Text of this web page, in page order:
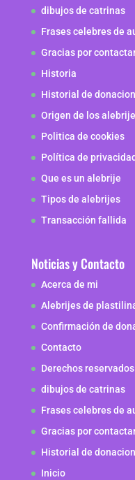
dibujos de catrinas
Frases celebres de
Gracias por
Historia
Historial de
Origen de los
Politica de cookies
Política de
Que es un alebrije
Tipos de alebrijes
Transacción fallida
Noticias y Contacto
Acerca de mi
Alebrijes de
Confirmación de
Contacto
Derechos reservados
dibujos de catrinas
Frases celebres de
Gracias por
Historial de
Inicio